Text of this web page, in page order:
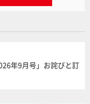
年9月号」お詫びと訂